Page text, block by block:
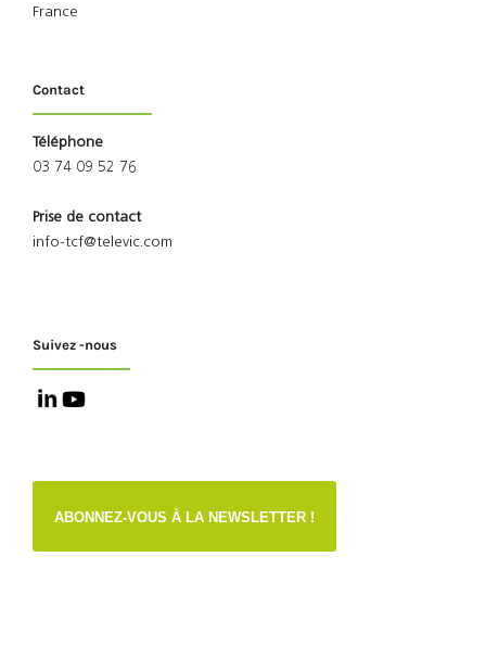
France
Contact
Téléphone
03 74 09 52 76
Prise de contact
info-tcf@televic.com
Suivez -nous
ABONNEZ-VOUS À LA NEWSLETTER !